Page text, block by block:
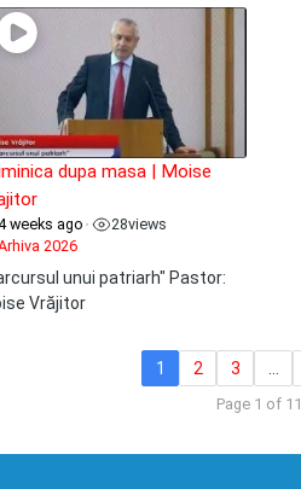
dupa masa | Moise
weeks ago • 28views
2026
unui patriarh" Pastor:
Vrăjitor
1 2 3
Page 1 of 11